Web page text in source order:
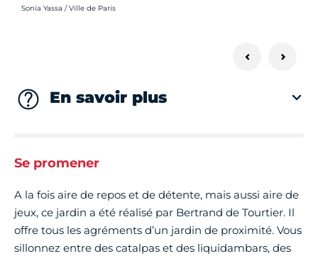
Crédit photo :
Sonia Yassa / Ville de Paris
En savoir plus
Se promener
A la fois aire de repos et de détente, mais aussi aire de
jeux, ce jardin a été réalisé par Bertrand de Tourtier. Il
offre tous les agréments d’un jardin de proximité. Vous
sillonnez entre des catalpas et des liquidambars, des